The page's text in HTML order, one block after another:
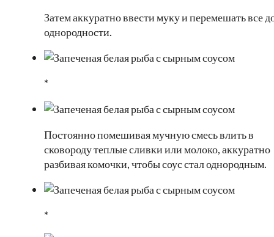
Затем аккуратно ввести муку и перемешать все
однородности.
*
Постоянно помешивая мучную смесь влить в
сковороду теплые сливки или молоко, аккуратно
разбивая комочки, чтобы соус стал однородным.
*